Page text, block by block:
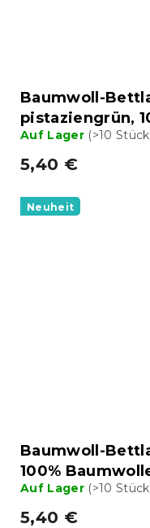
Baumwoll-
pistaziengrün,
Auf Lager (>10
5,40 €
Neuheit
Baumwoll-
100%
Auf Lager (>10
5,40 €